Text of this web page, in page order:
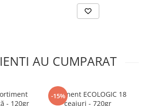
AU CUMPARAT
- 120gr
-15%
Sortiment ECOLOGIC 18
ceaiuri - 720gr